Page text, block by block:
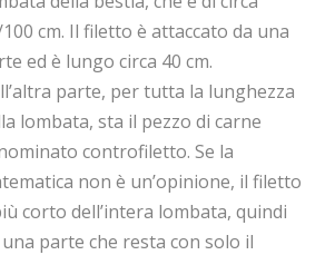
cm. Il filetto è attaccato da una
ed è lungo circa 40 cm.
parte, per tutta la lunghezza
lombata, sta il pezzo di carne
controfiletto. Se la
non è un’opinione, il filetto
corto dell’intera lombata, quindi
una parte che resta con solo il